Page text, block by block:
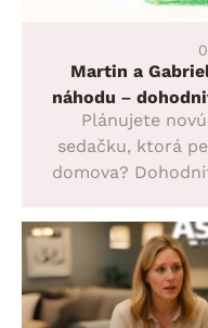
Martin a
náhodu –
Plánujete
sedačku, ktorá
domova?
riešenie na
interiéru aj
nedá dopustiť na
o